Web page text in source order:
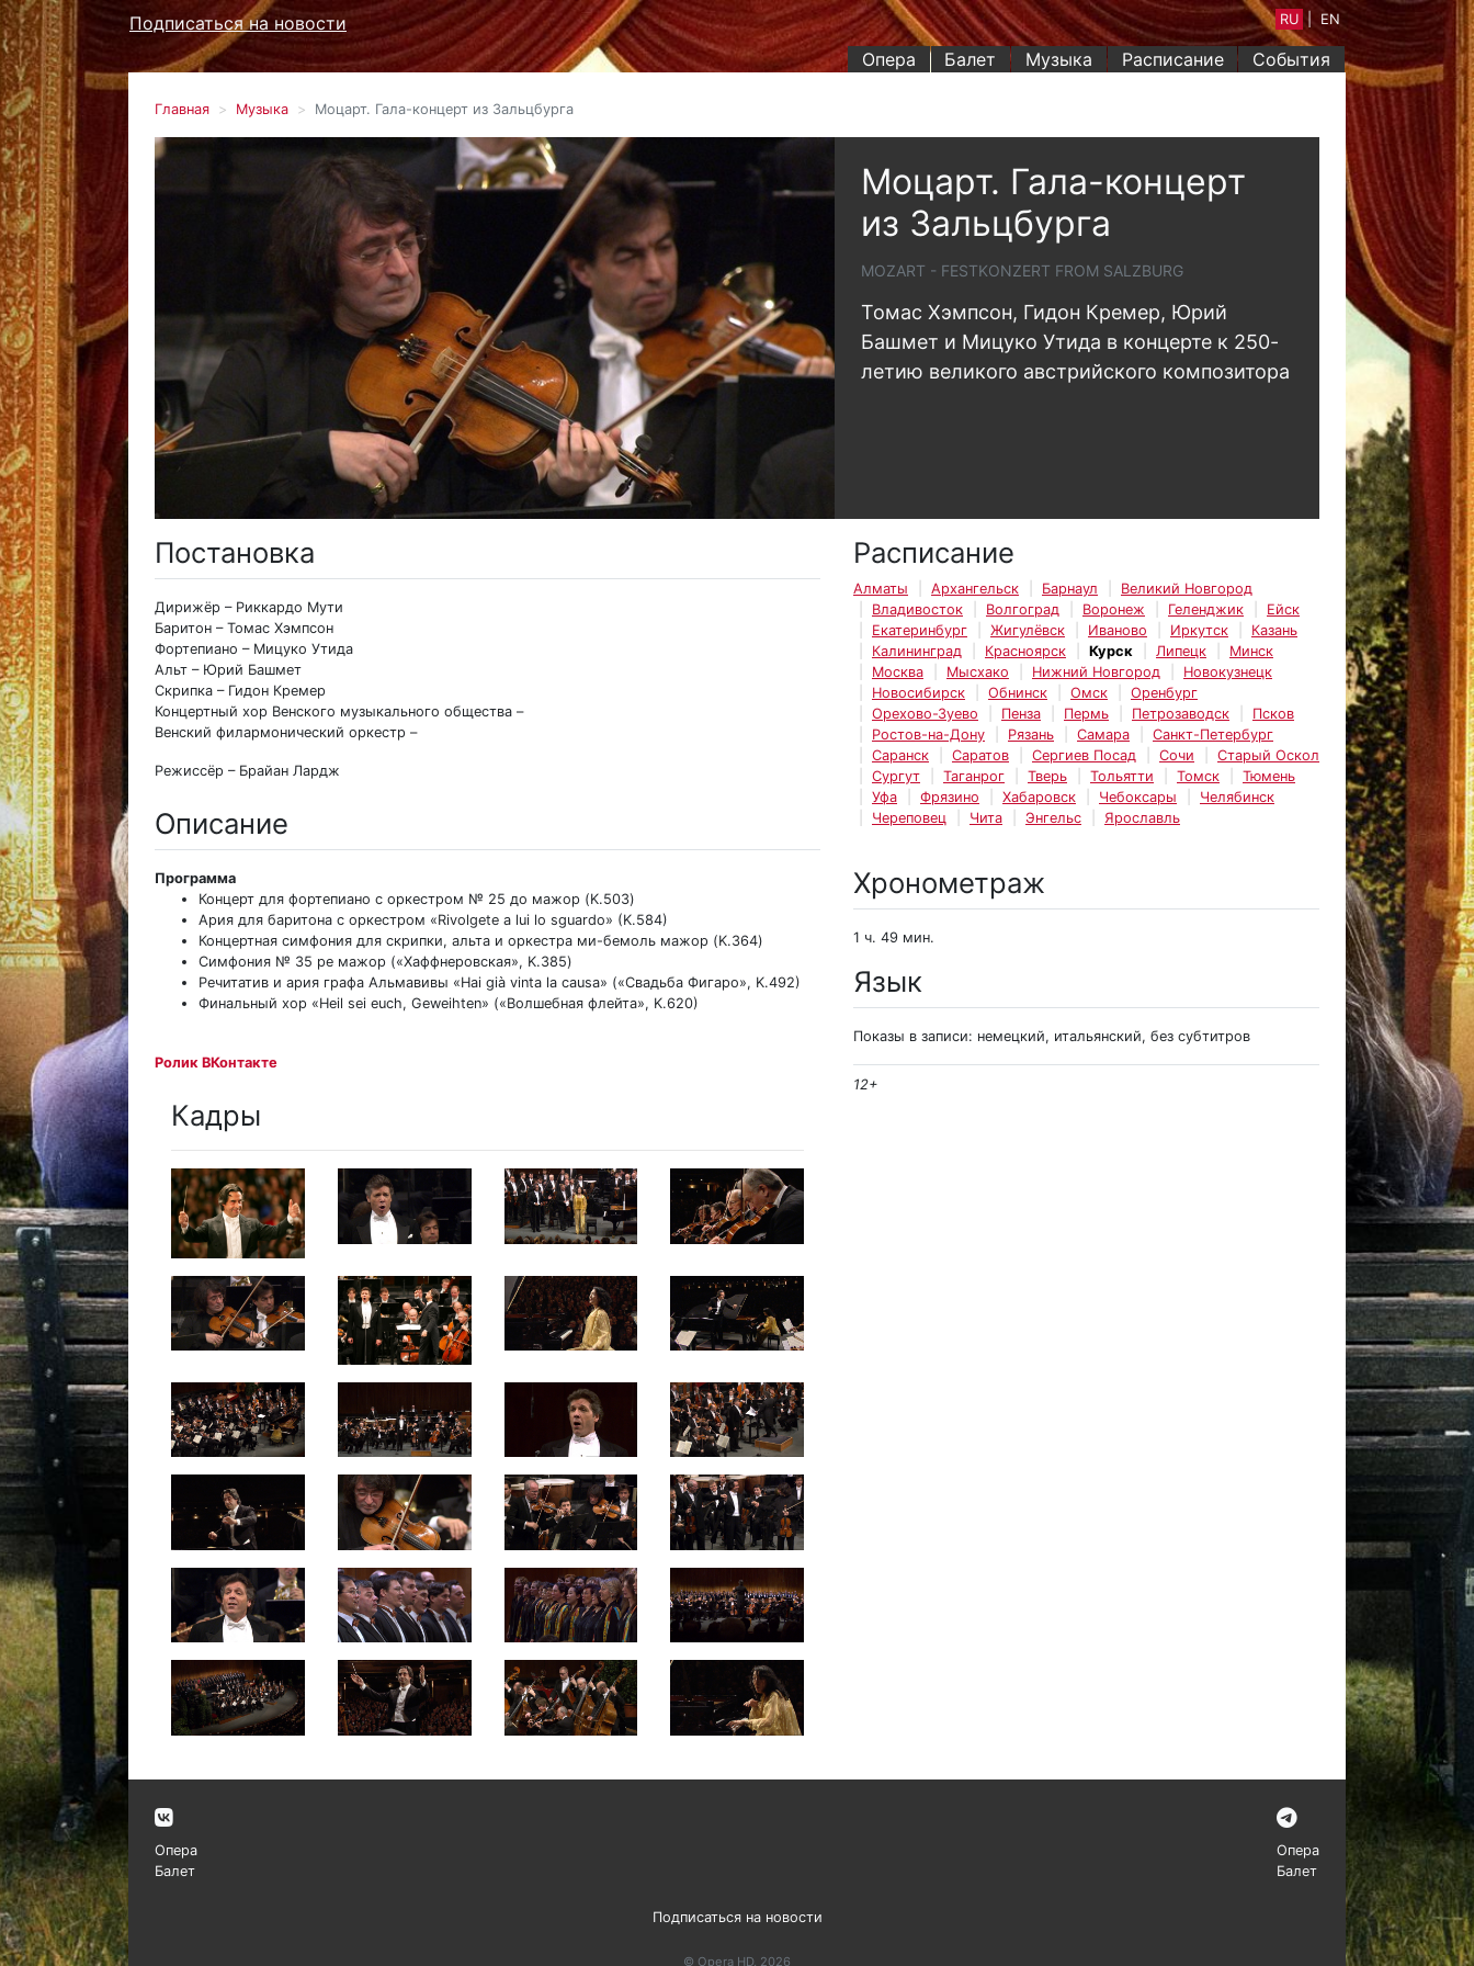
Опера Балет Музыка Расписание События
Подписаться на новости RU EN
Главная Музыка Моцарт. Гала-концерт из Зальцбурга
Моцарт. Гала-концерт
из Зальцбурга
MOZART - FESTKONZERT FROM SALZBURG
Томас Хэмпсон, Гидон Кремер, Юрий
Башмет и Мицуко Утида в концерте к 250-
летию великого австрийского композитора
Постановка
Дирижёр – Риккардо Мути
Баритон – Томас Хэмпсон
Фортепиано – Мицуко Утида
Альт – Юрий Башмет
Скрипка – Гидон Кремер
Концертный хор Венского музыкального общества –
Венский филармонический оркестр –
Режиссёр – Брайан Лардж
Описание
Программа
Концерт для фортепиано с оркестром № 25 до мажор (K.503)
Ария для баритона с оркестром «Rivolgete a lui lo sguardo» (K.584)
Концертная симфония для скрипки, альта и оркестра ми-бемоль мажор (K.364)
Симфония № 35 ре мажор («Хаффнеровская», K.385)
Речитатив и ария графа Альмавивы «Hai già vinta la causa» («Свадьба Фигаро», K.492)
Финальный хор «Heil sei euch, Geweihten» («Волшебная флейта», K.620)
Ролик ВКонтакте
Кадры
Расписание
Алматы Архангельск Барнаул
Великий Новгород
Владивосток
Волгоград Воронеж Геленджик
Ейск
Екатеринбург
Жигулёвск Иваново Иркутск
Казань
Калининград
Красноярск Курск Липецк
Минск
Москва
Мысхако Нижний Новгород
Новокузнецк
Новосибирск
Обнинск Омск
Оренбург
Орехово-Зуево
Пенза Пермь Петрозаводск
Псков
Ростов-на-Дону
Рязань Самара
Санкт-Петербург
Саранск
Саратов Сергиев Посад Сочи
Старый Оскол
Сургут
Таганрог Тверь Тольятти Томск
Тюмень
Уфа
Фрязино Хабаровск Чебоксары
Челябинск
Череповец
Чита Энгельс Ярославль
Хронометраж
1 ч. 49 мин.
Язык
Показы в записи: немецкий, итальянский, без субтитров
12+
Опера
Балет
Опера
Балет
Подписаться на новости
© Opera HD, 2026